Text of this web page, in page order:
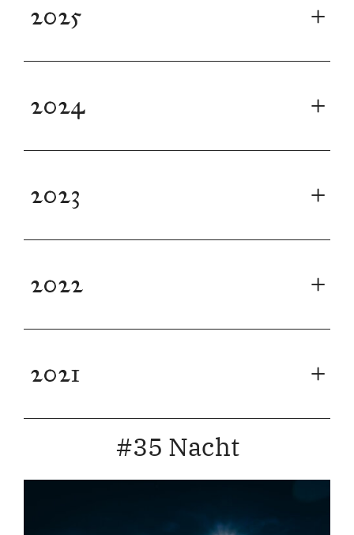
2025
2024
2023
2022
2021
#35 Nacht